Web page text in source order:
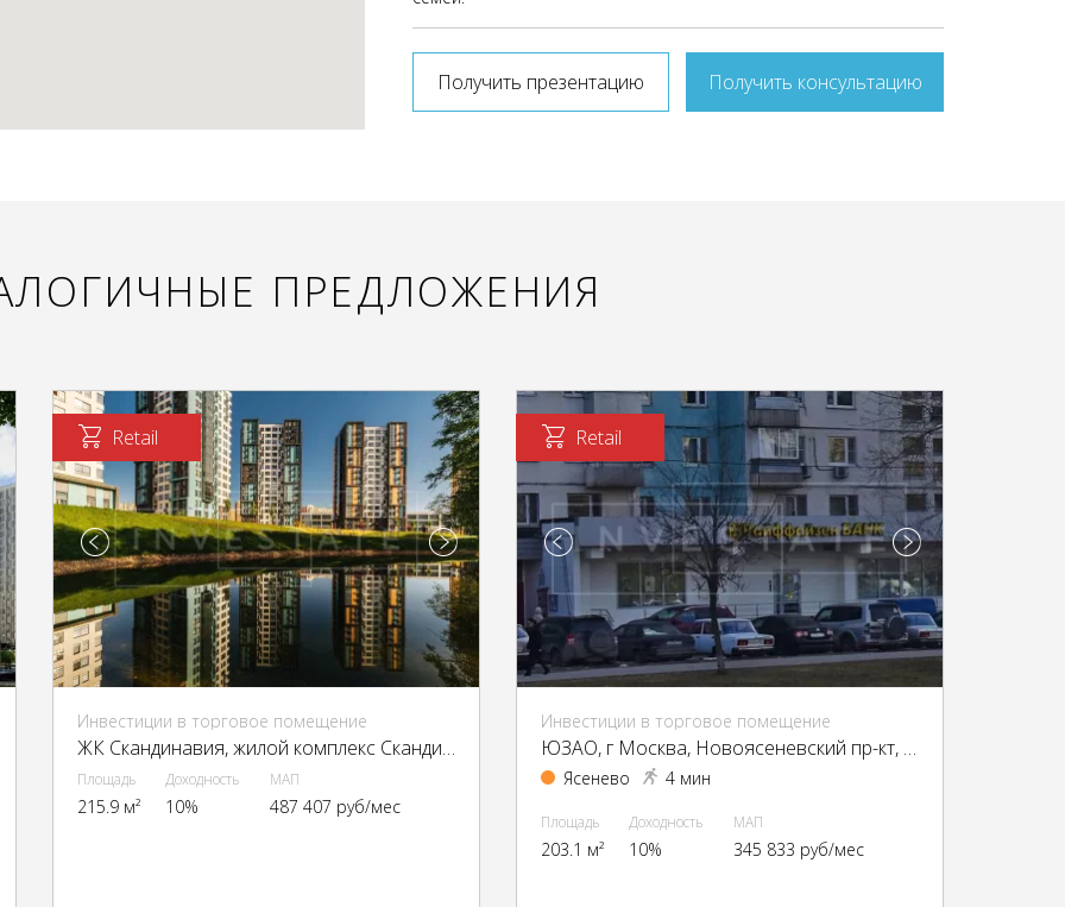
Получить презентацию Получить консультацию
ПРЕДЛОЖЕНИЯ
Retail
Инвестиции в торговое помещение
ЖК Скандинавия, жилой комплекс Скандинавия, к22.2
Площадь
215.9 м²
Доходность
10%
МАП
487 407 руб/мес
Retail
Инвестиции в торговое помещение
ЮЗАО, г Москва, Новоясеневский пр-кт, д 32 к 1
Ясенево 4 мин
Площадь
203.1 м²
Доходность
10%
МАП
345 833 руб/мес